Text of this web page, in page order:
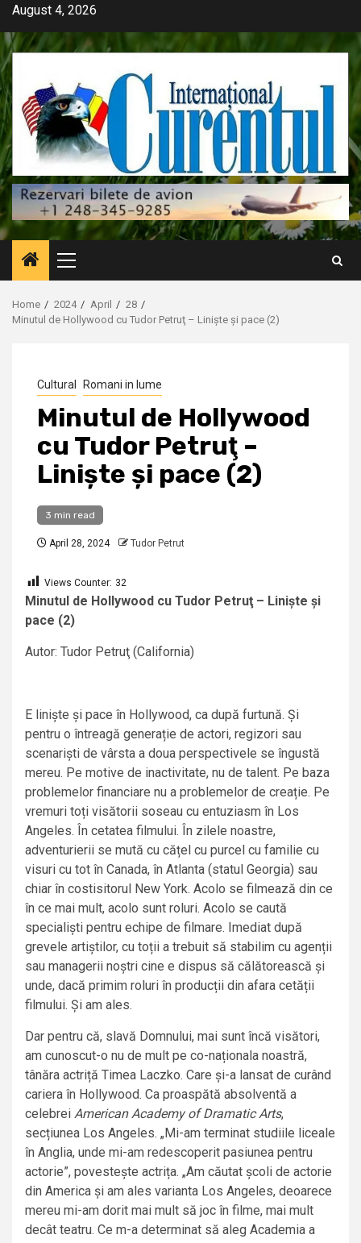
Skip
content
August 4, 2026
Primary
Menu
Home 2024 April
28
Minutul de Hollywood cu Tudor Petruţ – Liniște și pace (2)
Cultural Romani in lume
Minutul de Hollywood
cu Tudor Petruţ –
Liniște și pace (2)
3 min read
April 28, 2024 Tudor Petrut
Views Counter: 32
Minutul de Hollywood cu Tudor Petruţ – Liniște și
pace (2)
Autor: Tudor Petruţ (California)
E liniște și pace în Hollywood, ca după furtună. Și
pentru o întreagă generație de actori, regizori sau
scenariști de vârsta a doua perspectivele se îngustă
mereu. Pe motive de inactivitate, nu de talent. Pe baza
problemelor financiare nu a problemelor de creație. Pe
vremuri toți visătorii soseau cu entuziasm în Los
Angeles. În cetatea filmului. În zilele noastre,
adventurierii se mută cu cățel cu purcel cu familie cu
visuri cu tot în Canada, în Atlanta (statul Georgia) sau
chiar în costisitorul New York. Acolo se filmează din ce
în ce mai mult, acolo sunt roluri. Acolo se caută
specialiști pentru echipe de filmare. Imediat după
grevele artiștilor, cu toții a trebuit să stabilim cu agenții
sau managerii noștri cine e dispus să călătorească și
unde, dacă primim roluri în producții din afara cetății
filmului. Și am ales.
Dar pentru că, slavă Domnului, mai sunt încă visători,
am cunoscut-o nu de mult pe co-naționala noastră,
tânăra actriță Timea Laczko. Care și-a lansat de curând
cariera în Hollywood. Ca proaspătă absolventă a
celebrei American Academy of Dramatic Arts,
secțiunea Los Angeles. „Mi-am terminat studiile liceale
în Anglia, unde mi-am redescoperit pasiunea pentru
actorie”, povestește actrița. „Am căutat școli de actorie
din America și am ales varianta Los Angeles, deoarece
mereu mi-am dorit mai mult să joc în filme, mai mult
decât teatru. Ce m-a determinat să aleg Academia a